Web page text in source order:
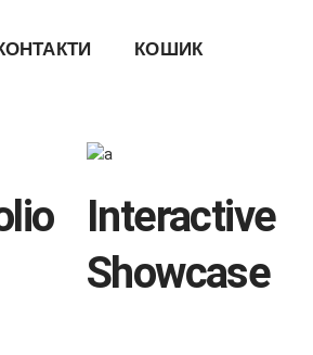
КОШИК
Interactive
Showcase